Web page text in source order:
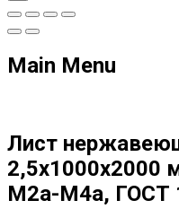
Main Menu
Лист
2,5х1000х2000
М2а-М4а, ГОСТ